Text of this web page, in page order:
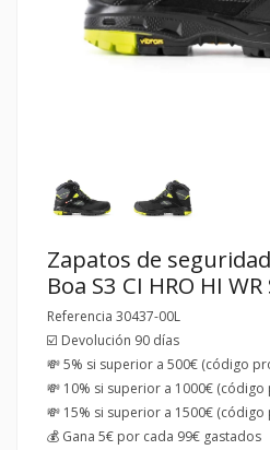
Zapatos de
Boa S3 CI HRO HI
Referencia 30437-00L
☑️ Devolución 90 días
💸 5% si superior a 500€ (código
💸 10% si superior a 1000€
💸 15% si superior a 1500€
💰 Gana 5€ por cada 99€ gastados